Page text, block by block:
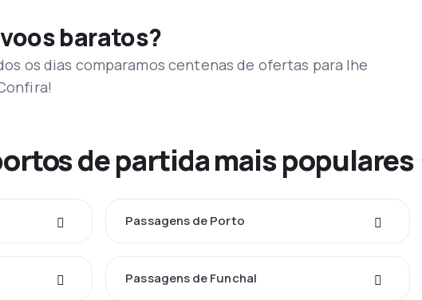
baratos?
os dias comparamos centenas de ofertas para lhe
de partida mais populares
Passagens de Porto
Passagens de Funchal